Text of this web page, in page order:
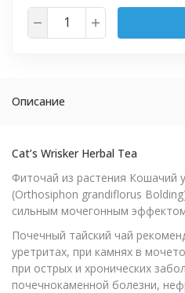
Описание
Cat’s Wrisker Herbal Tea
Фиточай из растения Кошачий
(Orthosiphon grandiflorus
сильным мочегонным
Почечный тайский чай
уретритах, при камнях в
при острых и хронических
почечнокаменной болезни,